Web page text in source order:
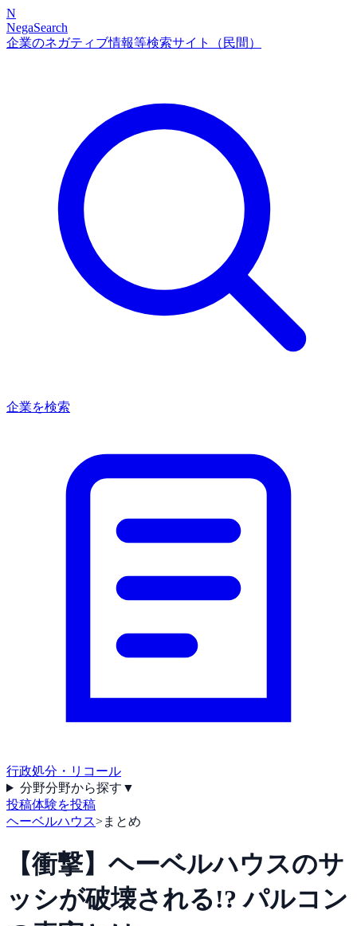
N
NegaSearch
企業のネガティブ情報等検索サイト（民間）
企業を検索
行政処分・リコール
分野分野から探す ▼
投稿体験を投稿
ヘーベルハウス>まとめ
【衝撃】ヘーベルハウスのサ
ッシが破壊される!? パルコン